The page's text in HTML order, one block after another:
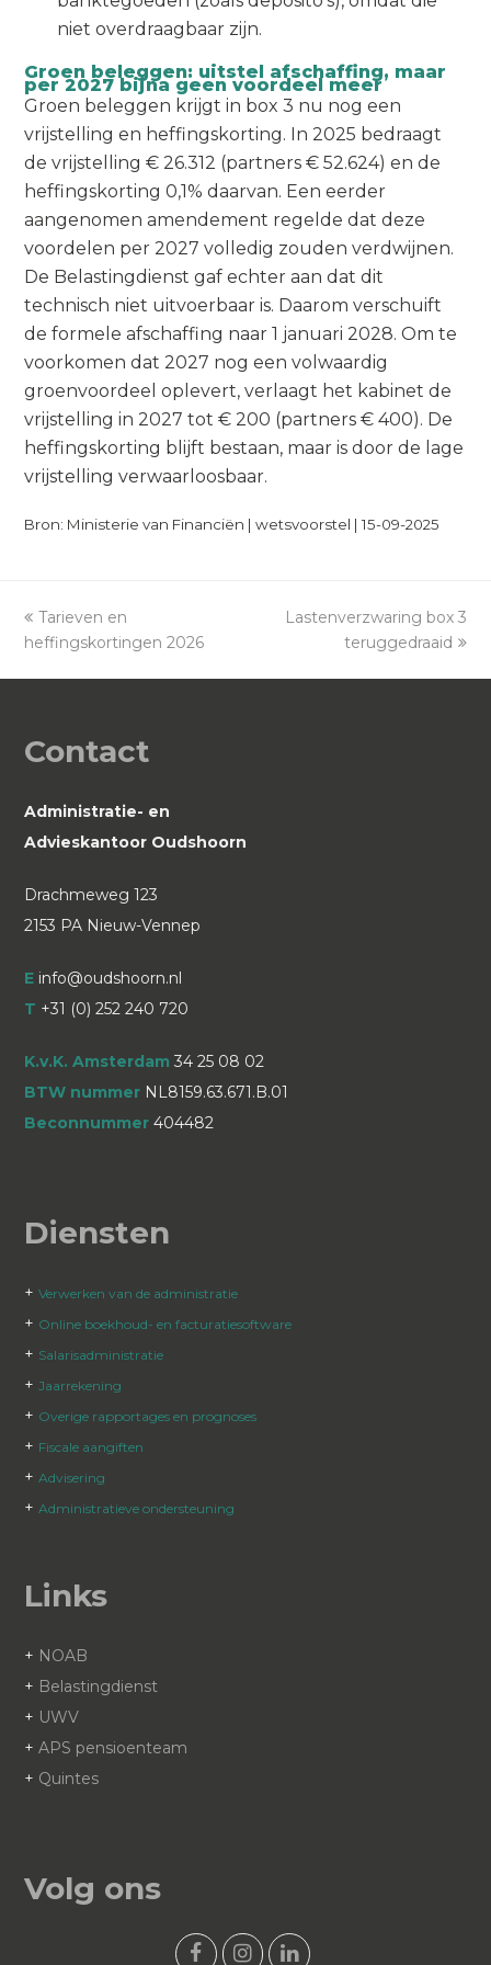
niet overdraagbaar zijn.
Groen beleggen: uitstel afschaffing, maar
per 2027 bijna geen voordeel meer
Groen beleggen krijgt in box 3 nu nog een
vrijstelling en heffingskorting. In 2025 bedraagt
de vrijstelling € 26.312 (partners € 52.624) en de
heffingskorting 0,1% daarvan. Een eerder
aangenomen amendement regelde dat deze
voordelen per 2027 volledig zouden verdwijnen.
De Belastingdienst gaf echter aan dat dit
technisch niet uitvoerbaar is. Daarom verschuift
de formele afschaffing naar 1 januari 2028. Om te
voorkomen dat 2027 nog een volwaardig
groenvoordeel oplevert, verlaagt het kabinet de
vrijstelling in 2027 tot € 200 (partners € 400). De
heffingskorting blijft bestaan, maar is door de lage
vrijstelling verwaarloosbaar.
Bron: Ministerie van Financiën | wetsvoorstel | 15-09-2025
previous
post:
Tarieven en
heffingskortingen 2026
next
Lastenverzwaring box 3
teruggedraaid
Contact
Administratie- en
Advieskantoor Oudshoorn
Drachmeweg 123
2153 PA Nieuw-Vennep
E info@oudshoorn.nl
T +31 (0) 252 240 720
K.v.K. Amsterdam 34 25 08 02
BTW nummer NL8159.63.671.B.01
Beconnummer 404482
Diensten
+Verwerken van de administratie
+ Online boekhoud- en facturatiesoftware
+ Salarisadministratie
+Jaarrekening
+ Overige rapportages en prognoses
+ Fiscale aangiften
+Advisering
+Administratieve ondersteuning
Links
+ NOAB
+ Belastingdienst
+ UWV
+APS pensioenteam
+ Quintes
Volg ons
F
L